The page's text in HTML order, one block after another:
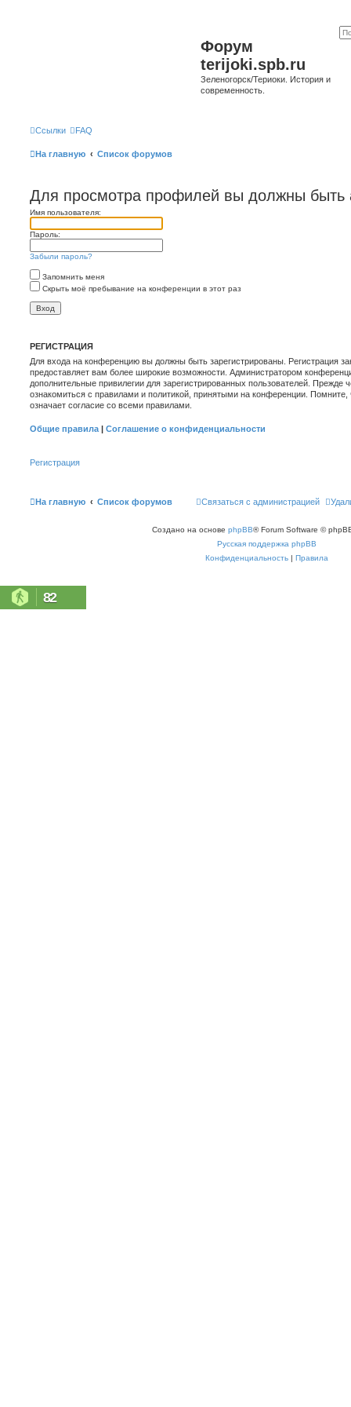
Форум
terijoki.spb.ru
Зеленогорск/Териоки. История и
современность.
Ссылки FAQ
На главную Список форумов
Для просмотра профилей вы должны быть
Имя пользователя:
Пароль:
Забыли пароль?
Запомнить меня
Скрыть моё пребывание на конференции в этот раз
РЕГИСТРАЦИЯ
Для входа на конференцию вы должны быть зарегистрированы. Регистрация
предоставляет вам более широкие возможности. Администратором
дополнительные привилегии для зарегистрированных пользователей. Прежде
ознакомиться с правилами и политикой, принятыми на конференции.
означает согласие со всеми правилами.
Общие правила | Соглашение о конфиденциальности
Регистрация
На главную Список форумов Связаться с администрацией
Создано на основе phpBB® Forum Software ©
Русская поддержка phpBB
Конфиденциальность | Правила
82